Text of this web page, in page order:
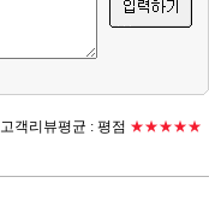
고객리뷰평균 : 평점 ★★★★★